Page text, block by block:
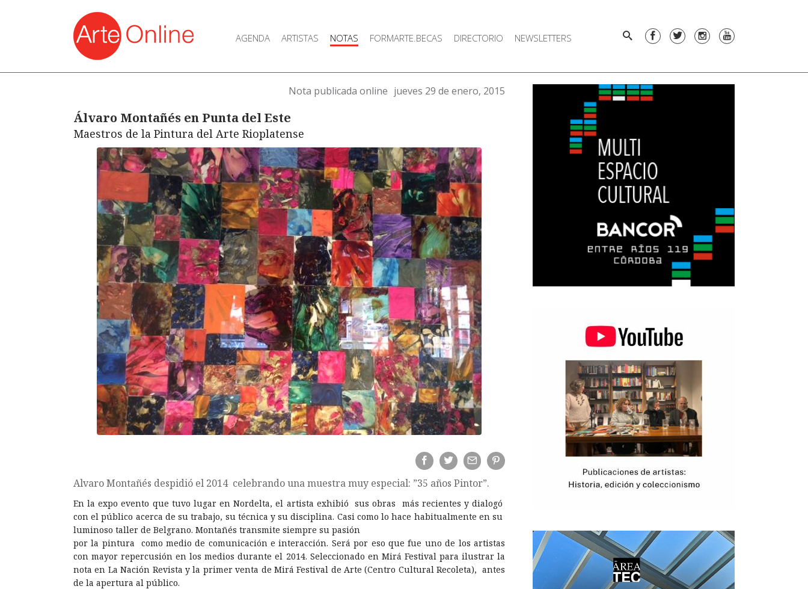
AGENDA ARTISTAS NOTAS FORMARTE.BECAS DIRECTORIO NEWSLETTERS
Nota publicada online jueves 29 de enero, 2015
Álvaro Montañés en Punta del Este
Maestros de la Pintura del Arte Rioplatense
Alvaro Montañés despidió el 2014 celebrando una muestra muy especial: ”35 años Pintor”.
En la expo evento que tuvo lugar en Nordelta, el artista exhibió sus obras más recientes y dialogó
con el público acerca de su trabajo, su técnica y su disciplina. Casi como lo hace habitualmente en su
luminoso taller de Belgrano. Montañés transmite siempre su pasión
por la pintura como medio de comunicación e interacción. Será por eso que fue uno de los artistas
con mayor repercusión en los medios durante el 2014. Seleccionado en Mirá Festival para ilustrar la
nota en La Nación Revista y la primer venta de Mirá Festival de Arte (Centro Cultural Recoleta), antes
de la apertura al público.